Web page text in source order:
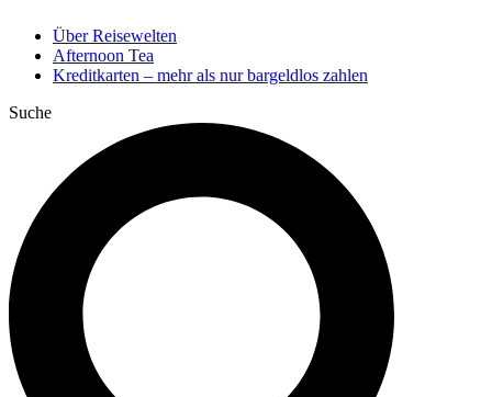
Über Reisewelten
Afternoon Tea
Kreditkarten – mehr als nur bargeldlos zahlen
Suche